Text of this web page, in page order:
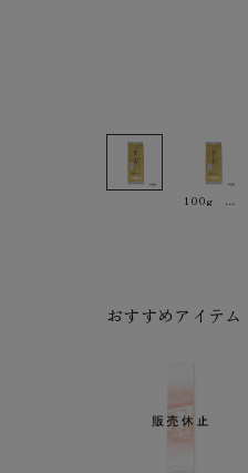
100g ￥648
おすすめアイテム